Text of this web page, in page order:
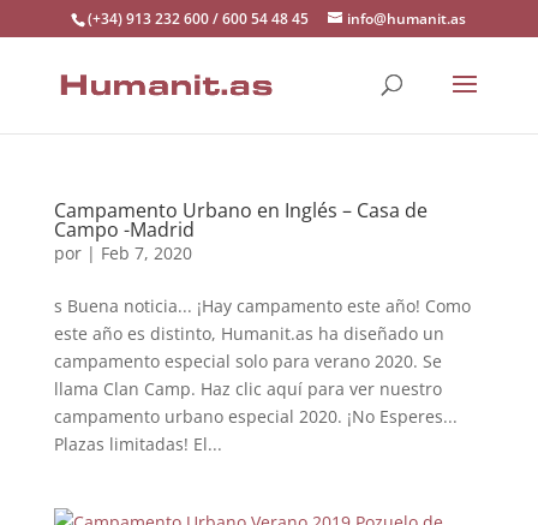
(+34) 913 232 600 / 600 54 48 45 info@humanit.as
Campamento Urbano en Inglés – Casa de
Campo -Madrid
por | Feb 7, 2020
s Buena noticia... ¡Hay campamento este año! Como
este año es distinto, Humanit.as ha diseñado un
campamento especial solo para verano 2020. Se
llama Clan Camp. Haz clic aquí para ver nuestro
campamento urbano especial 2020. ¡No Esperes...
Plazas limitadas! El...